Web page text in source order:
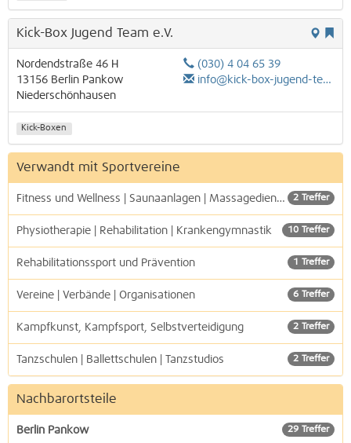
Kick-Box Jugend Team e.V.
Nordendstraße 46 H
13156 Berlin Pankow
Niederschönhausen
(030) 4 04 65 39
info@kick-box-jugend-team.de
Kick-Boxen
Verwandt mit Sportvereine
2 Treffer
Fitness und Wellness | Saunaanlagen | Massagedienste
10 Treffer
Physiotherapie | Rehabilitation | Krankengymnastik
1 Treffer
Rehabilitationssport und Prävention
6 Treffer
Vereine | Verbände | Organisationen
2 Treffer
Kampfkunst, Kampfsport, Selbstverteidigung
2 Treffer
Tanzschulen | Ballettschulen | Tanzstudios
Nachbarortsteile
29 Treffer
Berlin Pankow